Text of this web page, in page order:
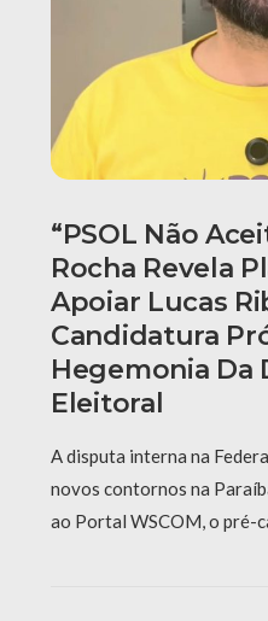
“PSOL Não
Rocha Revela
Apoiar Lucas
Candidatura
Hegemonia Da
Eleitoral
A disputa interna na
novos contornos na
ao Portal WSCOM, o pré-